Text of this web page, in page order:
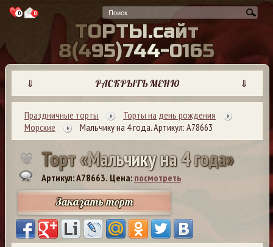
0 0
ТОРТЫ.сайт
8(495)744-0165
⇓ РАСКРЫТЬ МЕНЮ ⇓
Праздничные торты
Торты на день рождения
Морские
Мальчику на 4 года. Артикул: А78663
Торт«Мальчикуна4года»
Артикул: A78663. Цена: посмотреть
Заказать торт